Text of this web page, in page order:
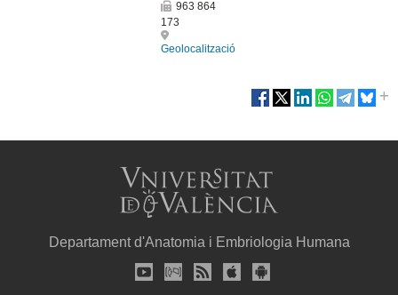
963 864
173
Geolocalització
Departament d'Anatomia i Embriologia Humana